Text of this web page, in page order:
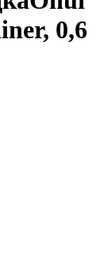
0,6